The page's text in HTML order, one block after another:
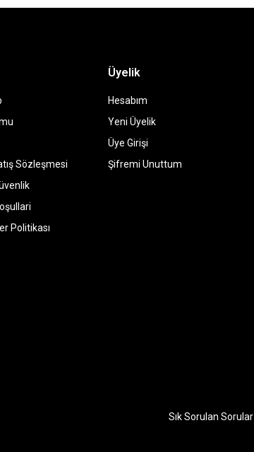
Sözleşmesi
Politikası
Üyelik
Hesabım
Yeni Üyelik
Üye Girişi
Şifremi Unuttum
Sık Sorulan Sorular